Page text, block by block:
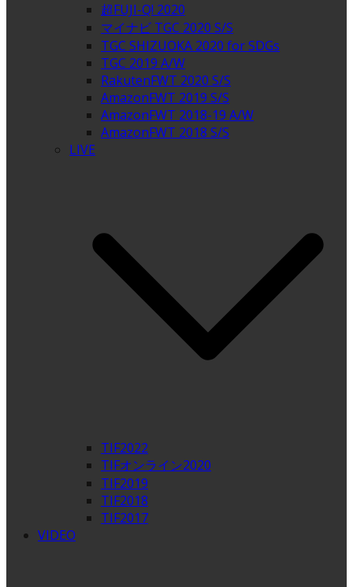
超FUJI-Q! 2020
マイナビ TGC 2020 S/S
TGC SHIZUOKA 2020 for SDGs
TGC 2019 A/W
RakutenFWT 2020 S/S
AmazonFWT 2019 S/S
AmazonFWT 2018-19 A/W
AmazonFWT 2018 S/S
LIVE
TIF2022
TIFオンライン2020
TIF2019
TIF2018
TIF2017
VIDEO